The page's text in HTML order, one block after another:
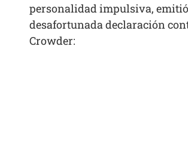
personalidad impulsiva,
desafortunada declaración
Crowder: